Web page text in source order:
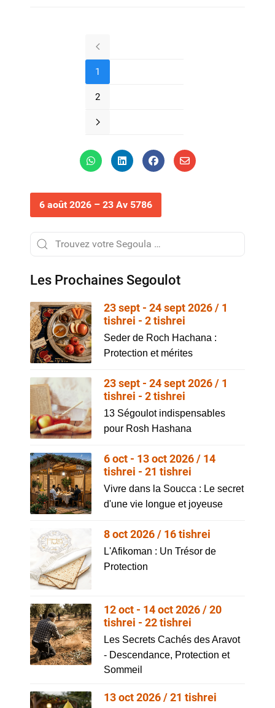
1
2
6 août 2026 – 23 Av 5786
Les Prochaines Segoulot
23 sept - 24 sept 2026 / 1
tishrei - 2 tishrei
Seder de Roch Hachana :
Protection et mérites
23 sept - 24 sept 2026 / 1
tishrei - 2 tishrei
13 Ségoulot indispensables
pour Rosh Hashana
6 oct - 13 oct 2026 / 14
tishrei - 21 tishrei
Vivre dans la Soucca : Le secret
d'une vie longue et joyeuse
8 oct 2026 / 16 tishrei
L'Afikoman : Un Trésor de
Protection
12 oct - 14 oct 2026 / 20
tishrei - 22 tishrei
Les Secrets Cachés des Aravot
- Descendance, Protection et
Sommeil
13 oct 2026 / 21 tishrei